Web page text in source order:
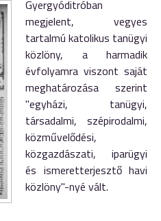
Gyergyóditróban
megjelent, vegyes
tartalmú katolikus tanügyi
közlöny, a harmadik
évfolyamra viszont saját
meghatározása szerint
"egyházi, tanügyi,
társadalmi, szépirodalmi,
közművelődési,
közgazdászati, iparügyi
és ismeretterjesztő havi
közlöny"-nyé vált.